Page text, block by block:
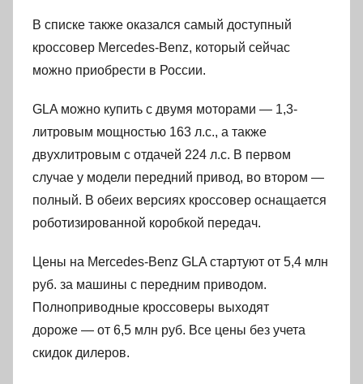
В списке также оказался самый доступный
кроссовер Mercedes-Benz, который сейчас
можно приобрести в России.
GLA можно купить с двумя моторами — 1,3-
литровым мощностью 163 л.с., а также
двухлитровым с отдачей 224 л.с. В первом
случае у модели передний привод, во втором —
полный. В обеих версиях кроссовер оснащается
роботизированной коробкой передач.
Цены на Mercedes-Benz GLA стартуют от 5,4 млн
руб. за машины с передним приводом.
Полноприводные кроссоверы выходят
дороже — от 6,5 млн руб. Все цены без учета
скидок дилеров.